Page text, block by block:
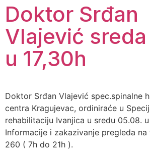
Doktor Srđan
Vlajević
u 17,30h
Doktor Srđan Vlajević spec.spinalne
centra Kragujevac, ordiniraće u
rehabilitaciju Ivanjica u sredu 05.08. u
Informacije i zakazivanje pregleda
260 ( 7h do 21h ).